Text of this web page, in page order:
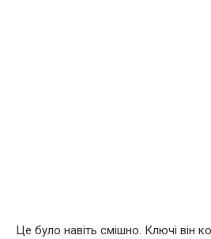
Це було навіть смішно. Ключі він